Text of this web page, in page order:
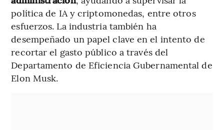
política de IA y criptomonedas, entre otros
esfuerzos. La industria también ha
desempeñado un papel clave en el intento de
recortar el gasto público a través del
Departamento de Eficiencia Gubernamental de
Elon Musk.